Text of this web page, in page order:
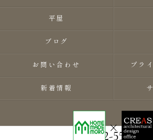
0282-55-8118
平屋
ブログ
お問い合わせ プラ
新着情報